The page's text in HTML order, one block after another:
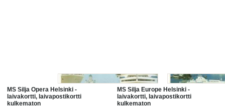
MS Silja Opera Helsinki -
laivakortti, laivapostikortti
kulkematon
MS Silja Europe Helsinki -
laivakortti, laivapostikortti
kulkematon